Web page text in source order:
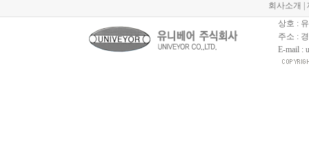
회사소개
상호 :
주소 :
E-mail :